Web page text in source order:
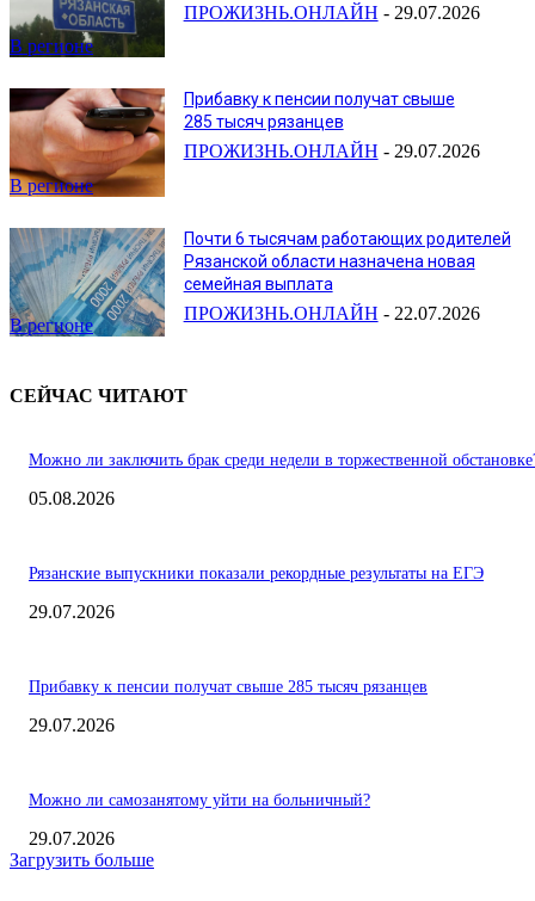
В регионе
ПРОЖИЗНЬ.ОНЛАЙН - 29.07.2026
В регионе
Прибавку к пенсии получат свыше
285 тысяч рязанцев
ПРОЖИЗНЬ.ОНЛАЙН - 29.07.2026
В регионе
Почти 6 тысячам работающих родителей
Рязанской области назначена новая
семейная выплата
ПРОЖИЗНЬ.ОНЛАЙН - 22.07.2026
СЕЙЧАС ЧИТАЮТ
Можно ли заключить брак среди недели в торжественной
05.08.2026
Рязанские выпускники показали рекордные результаты на ЕГЭ
29.07.2026
Прибавку к пенсии получат свыше 285 тысяч рязанцев
29.07.2026
Можно ли самозанятому уйти на больничный?
29.07.2026
Загрузить больше